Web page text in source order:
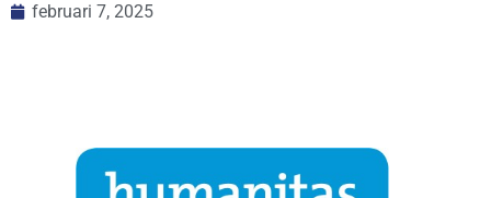
februari 7, 2025